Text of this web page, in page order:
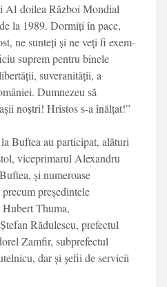
Al doilea Război Mondial
la 1989. Dormiți în pace,
ne sunteți și ne veți fi exem­
suprem pentru binele
suveranității, a
Dumnezeu să
noștri! Hristos s-a înălțat!”
Buftea au participat, alături
viceprimarul Alexandru
și numeroase
președintele
Thuma,
Rădulescu, prefectul
Zamfir, subprefectul
dar și șefii de servicii